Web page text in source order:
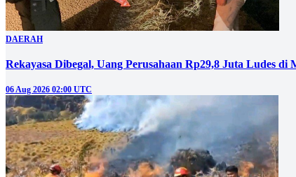
DAERAH
Rekayasa Dibegal, Uang Perusahaan Rp29,8 Juta Ludes di
06 Aug 2026 02:00 UTC